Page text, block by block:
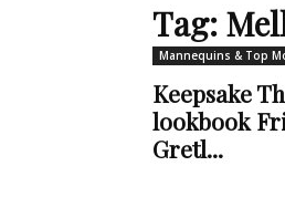
Tag:
Mannequins & Top
Keepsake
lookbook
Gretl...